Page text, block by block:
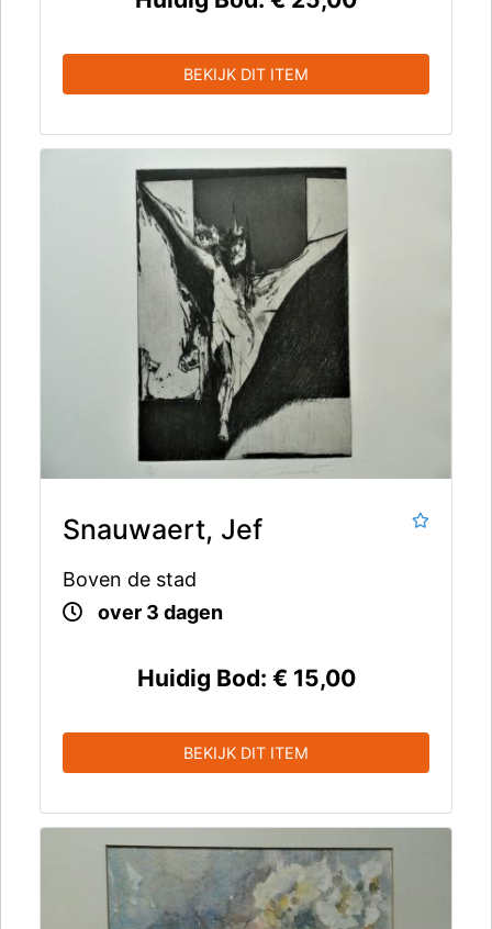
BEKIJK DIT ITEM
Snauwaert, Jef
Boven de stad
over 3 dagen
Huidig Bod: € 15,00
BEKIJK DIT ITEM